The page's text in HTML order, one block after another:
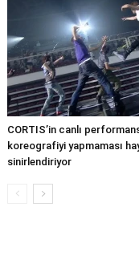
CORTIS’in canlı
koreografiyi yapmaması
sinirlendiriyor